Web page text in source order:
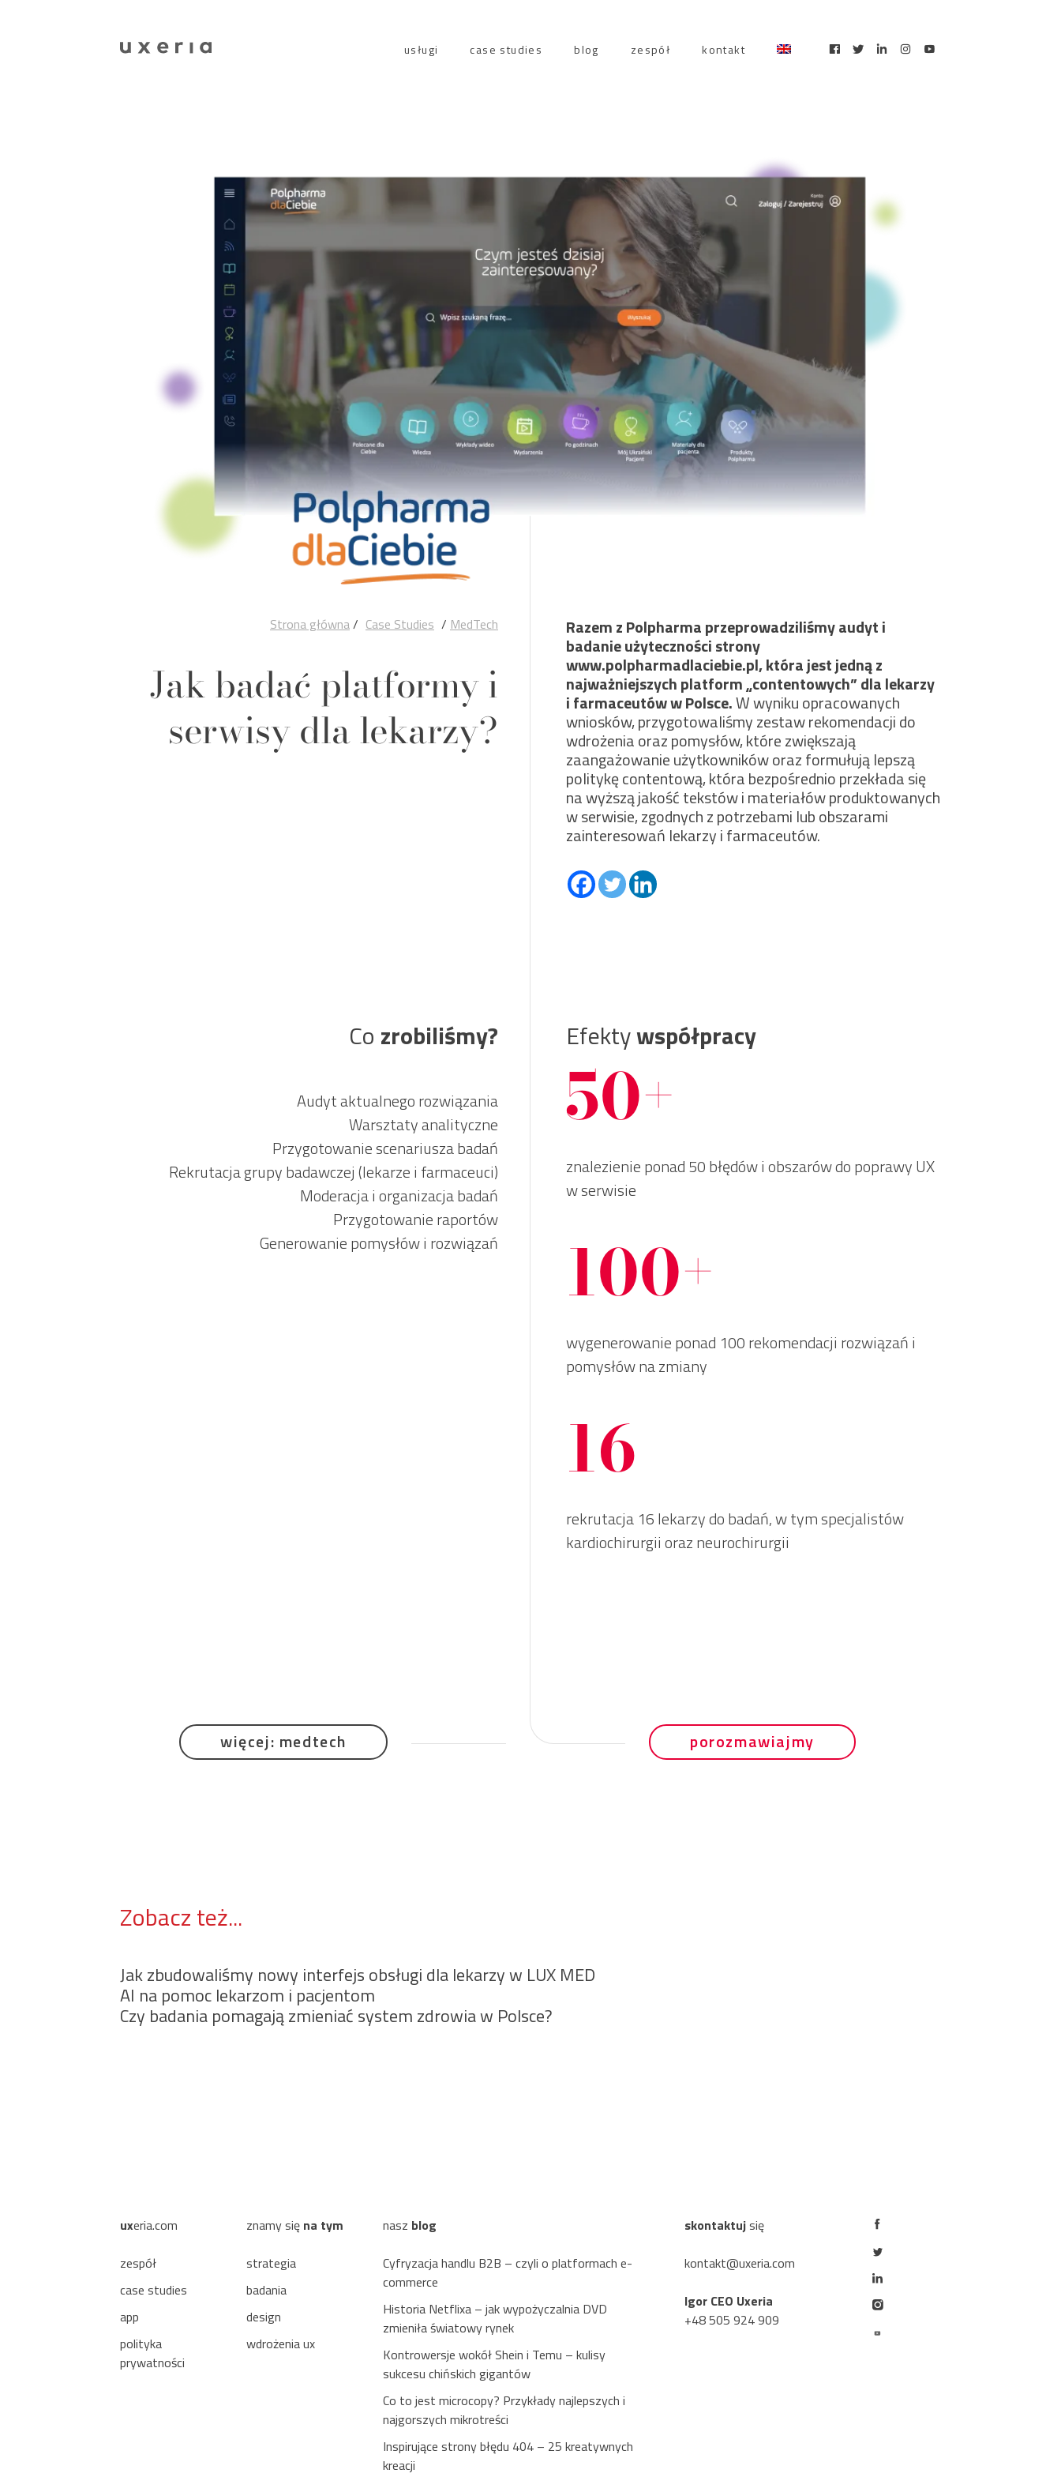
usługi case studies blog zespół kontakt
Strona główna/ Case Studies / MedTech
Jak badać platformy i
serwisy dla lekarzy?
Razem z Polpharma przeprowadziliśmy audyt i
badanie użyteczności strony
www.polpharmadlaciebie.pl, która jest jedną z
najważniejszych platform „contentowych” dla lekarzy
i farmaceutów w Polsce.W wyniku opracowanych
wniosków, przygotowaliśmy zestaw rekomendacji do
wdrożenia oraz pomysłów, które zwiększają
zaangażowanie użytkowników oraz formułują lepszą
politykę contentową, która bezpośrednio przekłada się
na wyższą jakość tekstów i materiałów produktowanych
w serwisie, zgodnych z potrzebami lub obszarami
zainteresowań lekarzy i farmaceutów.
Co zrobiliśmy?
Audyt aktualnego rozwiązania
Warsztaty analityczne
Przygotowanie scenariusza badań
Rekrutacja grupy badawczej (lekarze i farmaceuci)
Moderacja i organizacja badań
Przygotowanie raportów
Generowanie pomysłów i rozwiązań
Efektywspółpracy
50+
znalezienie ponad 50 błędów i obszarów do poprawy UX
w serwisie
100+
wygenerowanie ponad 100 rekomendacji rozwiązań i
pomysłów na zmiany
16
rekrutacja 16 lekarzy do badań, w tym specjalistów
kardiochirurgii oraz neurochirurgii
więcej: medtech porozmawiajmy
Zobacz też...
Jak zbudowaliśmy nowy interfejs obsługi dla lekarzy w LUX MED
AI na pomoc lekarzom i pacjentom
Czy badania pomagają zmieniać system zdrowia w Polsce?
uxeria.com
zespół
case studies
app
polityka
prywatności
znamy się na tym
strategia
badania
design
wdrożenia ux
nasz blog
Cyfryzacja handlu B2B – czyli o platformach e-
commerce
Historia Netflixa – jak wypożyczalnia DVD
zmieniła światowy rynek
Kontrowersje wokół Shein i Temu – kulisy
sukcesu chińskich gigantów
Co to jest microcopy? Przykłady najlepszych i
najgorszych mikrotreści
Inspirujące strony błędu 404 – 25 kreatywnych
kreacji
skontaktujsię
kontakt@uxeria.com
Igor CEO Uxeria
+48 505 924 909